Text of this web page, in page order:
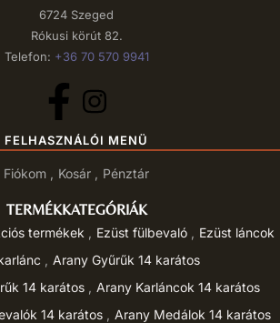
6724 Szeged
Rókusi körút 82.
Telefon: +36 70 570 9941
FELHASZNÁLÓI MENÜ
Fiókom Kosár Pénztár
TERMÉKKATEGÓRIÁK
termékek Ezüst fülbevaló
Ezüst láncok
Arany Gyűrűk 14 karátos
14 karátos
Arany Karláncok 14 karátos
14 karátos
Arany Medálok 14 karátos